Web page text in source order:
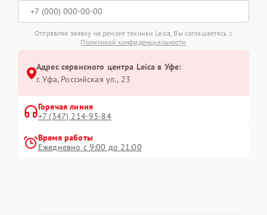
Отправляя заявку на ремонт техники Leica, Вы соглашаетесь с
Политикой конфиденциальности
Адрес сервисного центра Leica в Уфе:
г. Уфа, Российская ул., 23
Горячая линия
+7 (347) 214-93-84
Время работы
Ежедневно с 9:00 до 21:00